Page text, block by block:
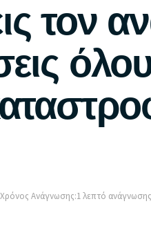
τον
Χρόνος Ανάγνωσης:1 λεπτό ανάγνωσης